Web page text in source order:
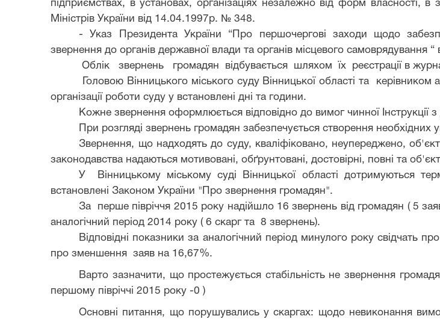
підприємствах, в установах, організаціях незалежно від форм власності, в
Міністрів України від 14.04.1997р. № 348.
- Указ Президента України “Про першочергові заходи щодо
звернення до органів державної влади та органів місцевого самоврядування “
Облік
звернень громадян відбувається шляхом їх реєстрації в
Головою Вінницького міського суду Вінницької області та
керівником
організації роботи суду у встановлені дні та години.
Кожне звернення оформлюється відповідно до вимог чинної Інструкції
При розгляді звернень громадян забезпечується створення необхідних
Звернення, що надходять до суду, кваліфіковано, неупереджено,
законодавства надаються мотивовані, обґрунтовані, достовірні, повні та
У Вінницькому міському суді Вінницької області дотримуються
встановлені Законом України "Про звернення громадян".
За
перше півріччя 2015 року надійшло 16 звернень від громадян ( 5
аналогічний період 2014 року ( 6 скарг та 8 звернень).
Відповідні показники за аналогічний період минулого року свідчать
про зменшення заяв на 16,67%.
Варто зазначити, що простежується стабільність не звернення
першому півріччі 2015 року -0 )
Основні питання, що порушувались у скаргах: щодо невиконання